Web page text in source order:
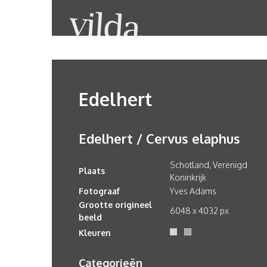
Edelhert
Edelhert / Cervus elaphus
Plaats
Schotland, Verenigd
Koninkrijk
Fotograaf
Yves Adams
Grootte origineel
beeld
6048 x 4032 px.
Kleuren
Categorieën